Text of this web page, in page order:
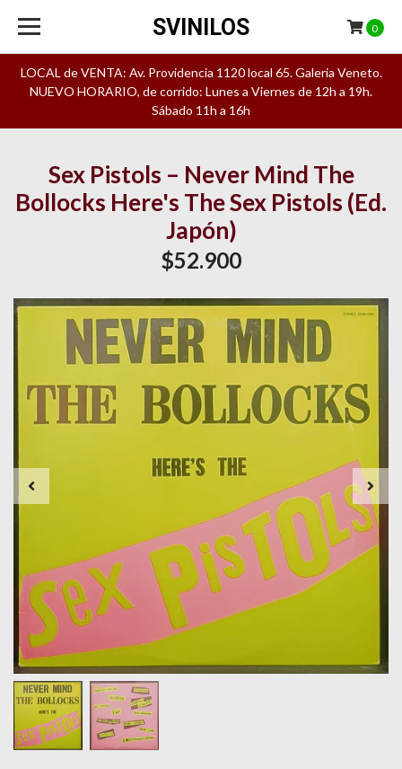
LOCAL de VENTA: Av. Providencia 1120 local 65. Galeria Veneto.
NUEVO HORARIO, de corrido: Lunes a Viernes de 12h a 19h.
Sábado 11h a 16h
SVINILOS 0
Sex Pistols – Never Mind The
Bollocks Here's The Sex Pistols (Ed.
Japón)
$52.900